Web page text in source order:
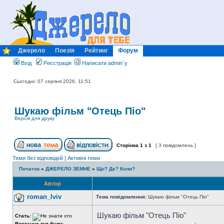
Джерело Поезія Рейтинг Форум
Вхід Реєстрація Написати admin`у
Сьогодні: 07 серпня 2026, 11:51
Шукаю фільм "Отець Піо"
Версія для друку
Сторінка 1 з 1 [ 3 повідомлень ]
Теми без відповідей | Активні теми
Початок » ДЖЕРЕЛО ЗЕМНЕ » Що? Де? Коли?
Автор
roman_lviv Тема повідомлення: Шукаю фільм "Отець Піо"
Стать:
Шукаю фільм "Отець Піо"